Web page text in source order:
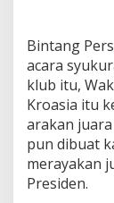
Bintang
acara
klub itu,
Kroasia itu
arakan
pun dibuat
merayakan
Presiden.